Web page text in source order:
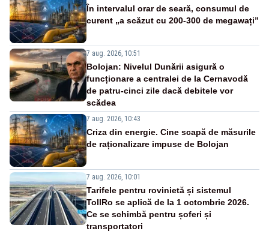
În intervalul orar de seară, consumul de
curent „a scăzut cu 200-300 de megawați”
7 aug. 2026, 10:51
Bolojan: Nivelul Dunării asigură o
funcționare a centralei de la Cernavodă
de patru-cinci zile dacă debitele vor
scădea
7 aug. 2026, 10:43
Criza din energie. Cine scapă de măsurile
de raționalizare impuse de Bolojan
7 aug. 2026, 10:01
Tarifele pentru rovinietă și sistemul
TollRo se aplică de la 1 octombrie 2026.
Ce se schimbă pentru șoferi și
transportatori